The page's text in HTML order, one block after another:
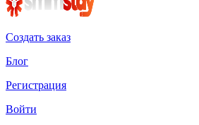
Создать заказ
Блог
Регистрация
Войти